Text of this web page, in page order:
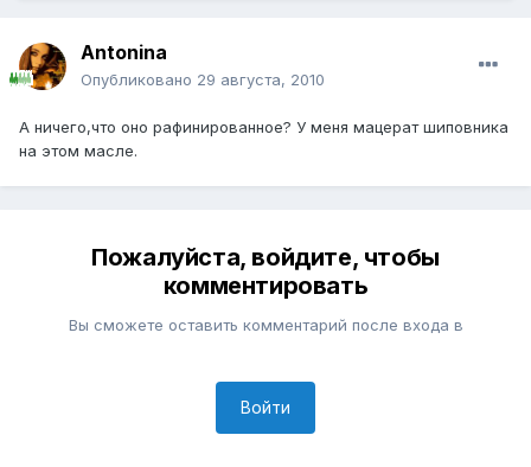
Antonina
Опубликовано 29 августа, 2010
А ничего,что оно рафинированное? У меня мацерат шиповника
на этом масле.
Пожалуйста, войдите, чтобы
комментировать
Вы сможете оставить комментарий после входа в
Войти